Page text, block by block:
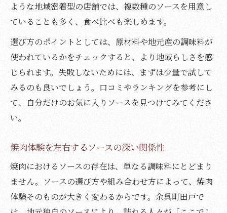
ような地域密着型の店舗では、複数種のソースを用意し
ていることも多く、食べ比べも楽しめます。
選び方のポイントとしては、原材料や地元産の調味料が
使われているかをチェックすると、より地域らしさを感
じられます。失敗しないためには、まずは少量で試して
みるのも良いでしょう。口コミやランキングを参考にし
て、自分だけのお気に入りソースを見つけてみてくださ
い。
焼肉体験を左右するソースの深い関係性
焼肉におけるソースの存在は、単なる調味料にとどまり
ません。ソースの選び方や組み合わせ方によって、焼肉
体験そのものが大きく変わるからです。余呉町田戸で